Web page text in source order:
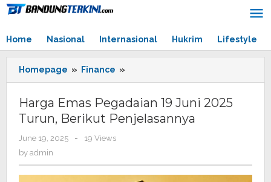
Skip
Home
Nasional Internasional Hukrim Lifestyle
Homepage » Finance »
Emas
19
Juni
Harga Emas Pegadaian 19 Juni 2025
Turun, Berikut Penjelasannya
June 19, 2025
by
-
19 Views
by admin